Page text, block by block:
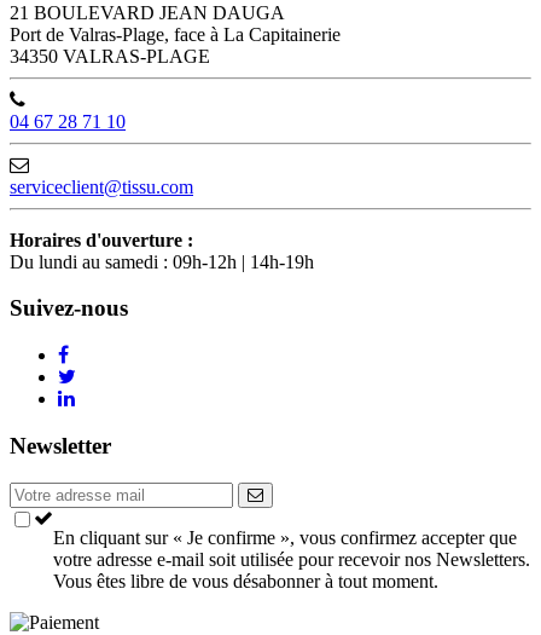
21 BOULEVARD JEAN DAUGA
Port de Valras-Plage, face à La Capitainerie
34350 VALRAS-PLAGE
04 67 28 71 10
serviceclient@tissu.com
Horaires d'ouverture :
Du lundi au samedi : 09h-12h | 14h-19h
Suivez-nous
Newsletter
En cliquant sur « Je confirme », vous confirmez accepter que
votre adresse e-mail soit utilisée pour recevoir nos Newsletters.
Vous êtes libre de vous désabonner à tout moment.